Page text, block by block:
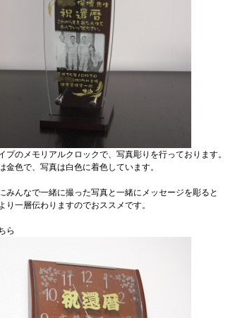
プのメモリアルクロックで、写真彫りを行っております。
金色で、写真は白色に着色しています。
みんなで一緒に撮った写真と一緒にメッセージを彫ると
り一層伝わりますのでおススメです。
ら